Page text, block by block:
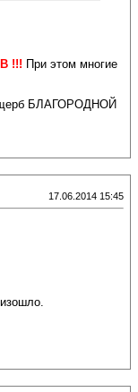
!!! При этом многие
ущерб БЛАГОРОДНОЙ
17.06.2014 15:45